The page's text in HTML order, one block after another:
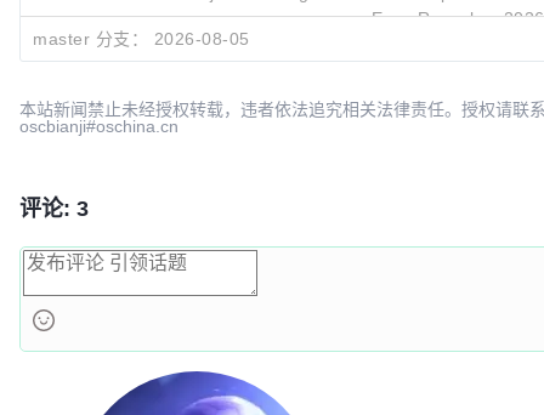
Evan Rusackas
master 分支：
2026-08-05
本站新闻禁止未经授权转载，违者依法追究相关法律责任。授权请联
oscbianji#oschina.cn
评论: 3